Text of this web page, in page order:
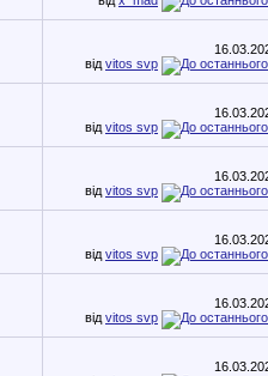
від vitos svp
від vitos svp
від vitos svp
від vitos svp
від vitos svp